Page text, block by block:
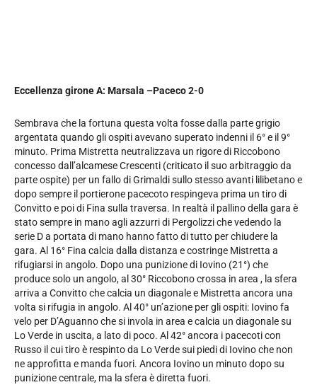
Eccellenza girone A: Marsala –Paceco 2-0
Sembrava che la fortuna questa volta fosse dalla parte grigio
argentata quando gli ospiti avevano superato indenni il 6° e il 9°
minuto. Prima Mistretta neutralizzava un rigore di Riccobono
concesso dall’alcamese Crescenti (criticato il suo arbitraggio da
parte ospite) per un fallo di Grimaldi sullo stesso avanti lilibetano e
dopo sempre il portierone pacecoto respingeva prima un tiro di
Convitto e poi di Fina sulla traversa. In realtà il pallino della gara è
stato sempre in mano agli azzurri di Pergolizzi che vedendo la
serie D a portata di mano hanno fatto di tutto per chiudere la
gara. Al 16° Fina calcia dalla distanza e costringe Mistretta a
rifugiarsi in angolo. Dopo una punizione di Iovino (21°) che
produce solo un angolo, al 30° Riccobono crossa in area , la sfera
arriva a Convitto che calcia un diagonale e Mistretta ancora una
volta si rifugia in angolo. Al 40° un’azione per gli ospiti: Iovino fa
velo per D’Aguanno che si invola in area e calcia un diagonale su
Lo Verde in uscita, a lato di poco. Al 42° ancora i pacecoti con
Russo il cui tiro è respinto da Lo Verde sui piedi di Iovino che non
ne approfitta e manda fuori. Ancora Iovino un minuto dopo su
punizione centrale, ma la sfera è diretta fuori.